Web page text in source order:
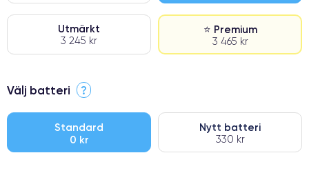
Utmärkt
3 245 kr
⭐ Premium
3 465 kr
⭐ Premium
● Oklanderlig kvalitetsskärm
● Endast 5% av våra telefoner har premiumklassning
Välj batteri ?
Standard
0 kr
Nytt batteri
330 kr